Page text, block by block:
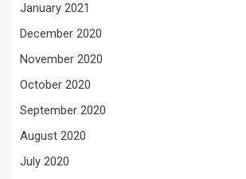
January 2021
December 2020
November 2020
October 2020
September 2020
August 2020
July 2020